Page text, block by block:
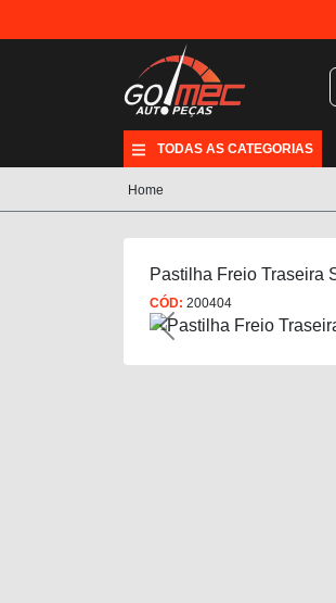
TODAS AS CATEGORIAS
Home
Pastilha Freio Traseira
CÓD: 200404
Previous